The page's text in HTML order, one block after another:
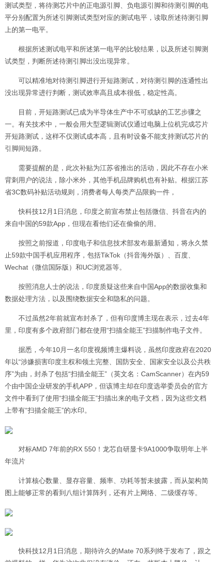
测试类型，将待测芯片中的正电源引脚、负电源引脚和待测引脚的电
平分别配置为所述引脚测试类型对应的测试电平，读取所述待测引脚
上的第一电平。
根据所述测试电平和所述第一电平的比较结果，以及所述引脚测
试类型，判断所述待测引脚出没出现异常。
可以精准地对待测引脚进行开短路测试，对待测引脚的连通性出
没出现异常进行判断，测试效率高且成本很低，稳定性高。
目前，开短路测试已成为半导体生产中不可或缺的工艺步骤之
一。有关技术中，一般会用大型逻辑测试仪通过电脑上位机完成芯片
开短路测试，这样不仅测试成本高，且有时设备不能支持测试芯片的
引脚间短路。
需要提醒的是，此次补贴为江苏省推出的活动，因此不存在小米
背刺用户的说法，除小米外，其他手机品牌购机也有补贴。根据江苏
省3C数码补贴活动规则，消费者每人每类产品限购一件，
快科技12月1日消息，印度之前宣布禁止包括微信、抖音在内的
来自中国的59款App，但现在看他们还在偷偷的用。
按照之前报道，印度电子和信息技术部发布最新通知，将永久禁
止59款中国手机应用程序，包括TikTok（抖音海外版）、百度、
Wechat（微信国际版）和UC浏览器等。
按照消息人士的说法，印度质疑这些来自中国App的数据收集和
数据处理方法，以及围绕数据安全和隐私的问题。
不过虽然2年前就宣布封杀了，但有印度博主现在表示，过去4年
里，印度有多个政府部门都在使用“扫描全能王”扫描制作电子文件。
据悉，今年10月一名印度视频博主爆料说，虽然印度政府在2020
年以“涉嫌损害印度主权和领土完整、国防安全、国家安全以及公共秩
序”为由，封杀了包括“扫描全能王”（英文名：CamScanner）在内59
个由中国企业研发的手机APP，但该博主却在印度选举委员会的官方
文件中看到了使用“扫描全能王”扫描出来的电子文档，因为这些文档
上带有“扫描全能王”的水印。
对标AMD 7年前的RX 550！龙芯自研显卡9A1000争取明年上半
年流片
计算核心数量、显存容量、频率、功耗等暂未披露，而从架构简
图上能够正常的看到八组计算阵列，还有片上网络、二级缓存等。
快科技12月1日消息，期待许久的Mate 70系列终于发布了，跟之